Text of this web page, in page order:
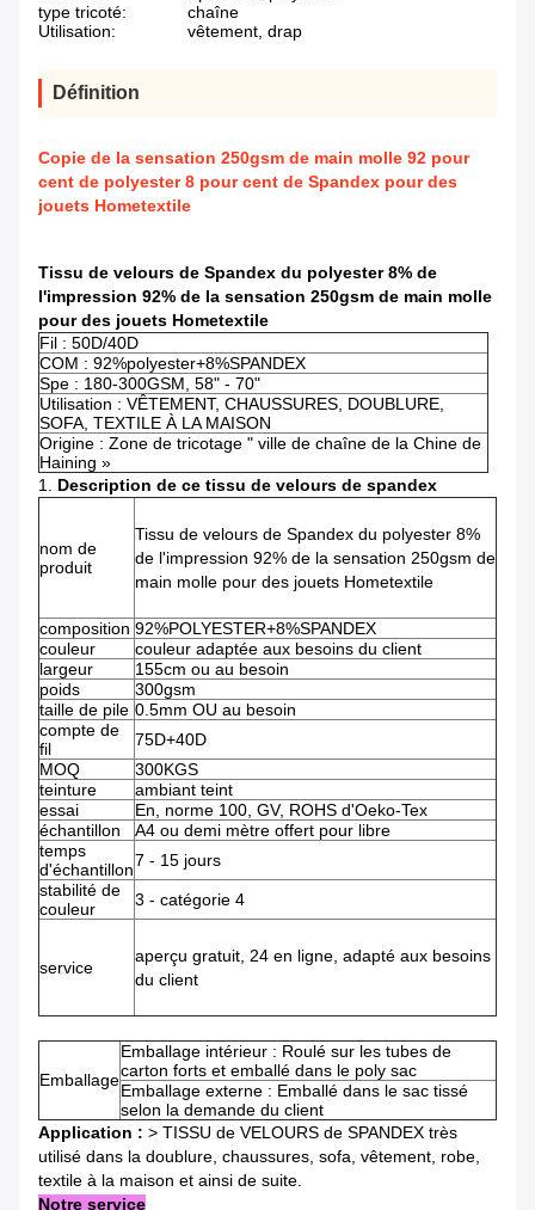
type tricoté:
chaîne
Utilisation:
vêtement, drap
Définition
Copie de la sensation 250gsm de main molle 92 pour
cent de polyester 8 pour cent de Spandex pour des
jouets Hometextile
Tissu de velours de Spandex du polyester 8% de
l'impression 92% de la sensation 250gsm de main molle
pour des jouets Hometextile
Fil : 50D/40D
COM : 92%polyester+8%SPANDEX
Spe : 180-300GSM, 58" - 70"
Utilisation : VÊTEMENT, CHAUSSURES, DOUBLURE,
SOFA, TEXTILE À LA MAISON
Origine : Zone de tricotage " ville de chaîne de la Chine de
Haining »
1. Description de ce tissu de velours de spandex
nom de
produit
Tissu de velours de Spandex du polyester 8%
de l'impression 92% de la sensation 250gsm de
main molle pour des jouets Hometextile
composition 92%POLYESTER+8%SPANDEX
couleur
couleur adaptée aux besoins du client
largeur
155cm ou au besoin
poids
300gsm
taille de pile 0.5mm OU au besoin
compte de
fil
75D+40D
MOQ
300KGS
teinture
ambiant teint
essai
En, norme 100, GV, ROHS d'Oeko-Tex
échantillon
A4 ou demi mètre offert pour libre
temps
d'échantillon7 - 15 jours
stabilité de
couleur
3 - catégorie 4
service
aperçu gratuit, 24 en ligne, adapté aux besoins
du client
Emballage
Emballage intérieur : Roulé sur les tubes de
carton forts et emballé dans le poly sac
Emballage externe : Emballé dans le sac tissé
selon la demande du client
Application : > TISSU de VELOURS de SPANDEX très
utilisé dans la doublure, chaussures, sofa, vêtement, robe,
textile à la maison et ainsi de suite.
Notre service